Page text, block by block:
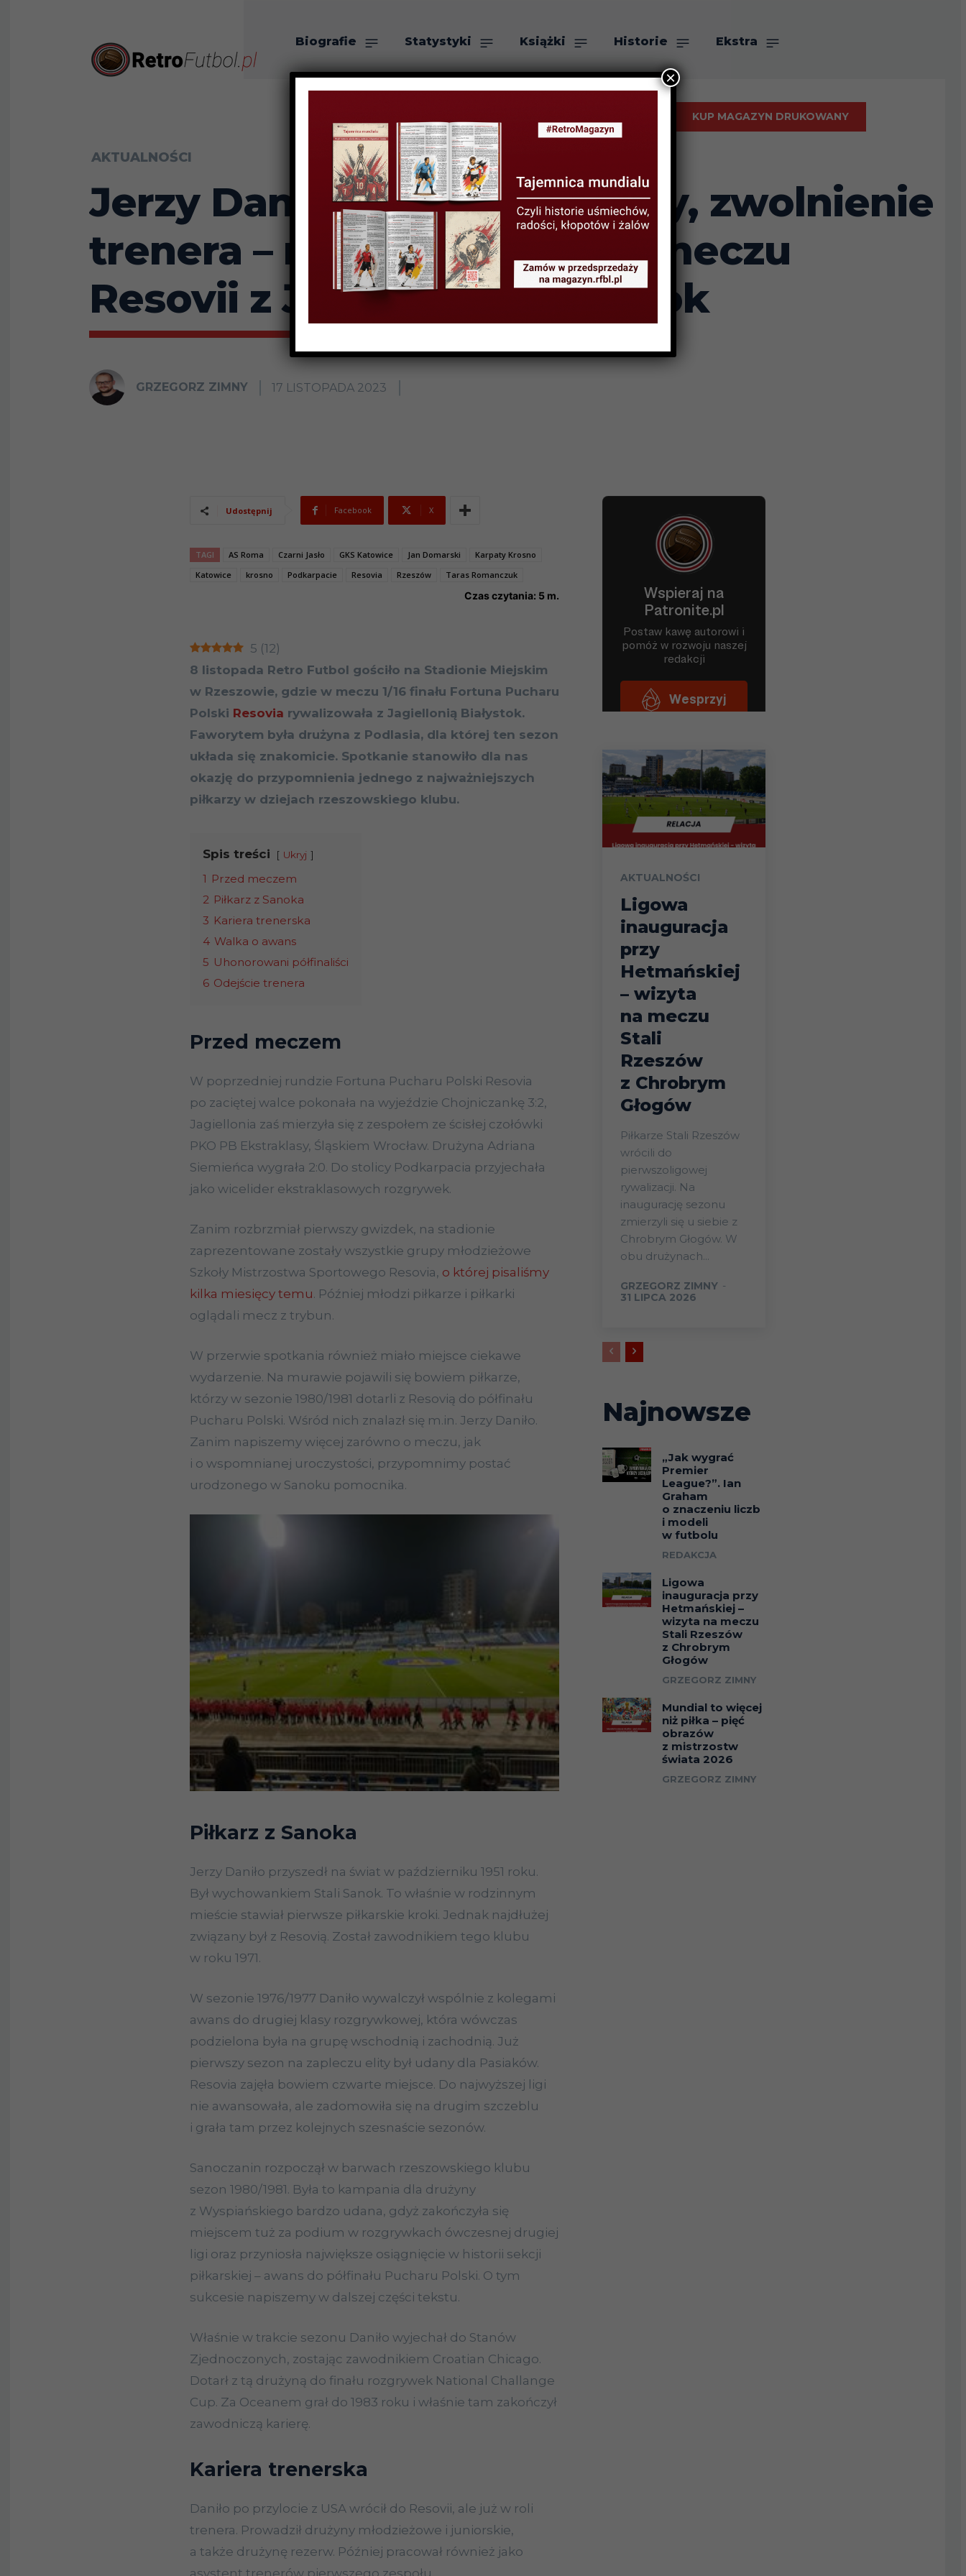
Biografie Statystyki Książki Historie Ekstra
O nas
KUP MAGAZYN DRUKOWANY
AKTUALNOŚCI
Jerzy Daniło, dawne sukcesy, zwolnienie
trenera – reminiscencje po meczu
Resovii z Jagiellonią Białystok
GRZEGORZ ZIMNY 17 LISTOPADA 2023
Udostępnij Facebook X
TAGI AS Roma Czarni Jasło GKS Katowice Jan Domarski
Karpaty Krosno
Katowice
krosno Podkarpacie Resovia Rzeszów Taras Romanczuk
Czas czytania: 5 m.
5 (12)
8 listopada Retro Futbol gościło na Stadionie Miejskim
w Rzeszowie, gdzie w meczu 1/16 finału Fortuna Pucharu
Polski Resovia rywalizowała z Jagiellonią Białystok.
Faworytem była drużyna z Podlasia, dla której ten sezon
układa się znakomicie. Spotkanie stanowiło dla nas
okazję do przypomnienia jednego z najważniejszych
piłkarzy w dziejach rzeszowskiego klubu.
Spis treści Ukryj
1 Przed meczem
2 Piłkarz z Sanoka
3 Kariera trenerska
4 Walka o awans
5 Uhonorowani półfinaliści
6 Odejście trenera
Przed meczem
W poprzedniej rundzie Fortuna Pucharu Polski Resovia
po zaciętej walce pokonała na wyjeździe Chojniczankę 3:2,
Jagiellonia zaś mierzyła się z zespołem ze ścisłej czołówki
PKO PB Ekstraklasy, Śląskiem Wrocław. Drużyna Adriana
Siemieńca wygrała 2:0. Do stolicy Podkarpacia przyjechała
jako wicelider ekstraklasowych rozgrywek.
Zanim rozbrzmiał pierwszy gwizdek, na stadionie
zaprezentowane zostały wszystkie grupy młodzieżowe
Szkoły Mistrzostwa Sportowego Resovia, o której pisaliśmy
kilka miesięcy temu. Później młodzi piłkarze i piłkarki
oglądali mecz z trybun.
W przerwie spotkania również miało miejsce ciekawe
wydarzenie. Na murawie pojawili się bowiem piłkarze,
którzy w sezonie 1980/1981 dotarli z Resovią do półfinału
Pucharu Polski. Wśród nich znalazł się m.in. Jerzy Daniło.
Zanim napiszemy więcej zarówno o meczu, jak
i o wspomnianej uroczystości, przypomnimy postać
urodzonego w Sanoku pomocnika.
Piłkarz z Sanoka
Jerzy Daniło przyszedł na świat w październiku 1951 roku.
Był wychowankiem Stali Sanok. To właśnie w rodzinnym
mieście stawiał pierwsze piłkarskie kroki. Jednak najdłużej
związany był z Resovią. Został zawodnikiem tego klubu
w roku 1971.
W sezonie 1976/1977 Daniło wywalczył wspólnie z kolegami
awans do drugiej klasy rozgrywkowej, która wówczas
podzielona była na grupę wschodnią i zachodnią. Już
pierwszy sezon na zapleczu elity był udany dla Pasiaków.
Resovia zajęła bowiem czwarte miejsce. Do najwyższej ligi
nie awansowała, ale zadomowiła się na drugim szczeblu
i grała tam przez kolejnych szesnaście sezonów.
Sanoczanin rozpoczął w barwach rzeszowskiego klubu
sezon 1980/1981. Była to kampania dla drużyny
z Wyspiańskiego bardzo udana, gdyż zakończyła się
miejscem tuż za podium w rozgrywkach ówczesnej drugiej
ligi oraz przyniosła największe osiągnięcie w historii sekcji
piłkarskiej – awans do półfinału Pucharu Polski. O tym
sukcesie napiszemy w dalszej części tekstu.
Właśnie w trakcie sezonu Daniło wyjechał do Stanów
Zjednoczonych, zostając zawodnikiem Croatian Chicago.
Dotarł z tą drużyną do finału rozgrywek National Challange
Cup. Za Oceanem grał do 1983 roku i właśnie tam zakończył
zawodniczą karierę.
Kariera trenerska
Daniło po przylocie z USA wrócił do Resovii, ale już w roli
trenera. Prowadził drużyny młodzieżowe i juniorskie,
a także drużynę rezerw. Później pracował również jako
AKTUALNOŚCI
Ligowa
inauguracja
przy
Hetmańskiej
– wizyta
na meczu
Stali
Rzeszów
z Chrobrym
Głogów
Piłkarze Stali Rzeszów
wrócili do
pierwszoligowej
rywalizacji. Na
inaugurację sezonu
zmierzyli się u siebie z
Chrobrym Głogów. W
obu drużynach...
GRZEGORZ ZIMNY -
31 LIPCA 2026
Najnowsze
„Jak wygrać
Premier
League?”. Ian
Graham
o znaczeniu liczb
i modeli
w futbolu
REDAKCJA
Ligowa
inauguracja przy
Hetmańskiej –
wizyta na meczu
Stali Rzeszów
z Chrobrym
Głogów
GRZEGORZ ZIMNY
Mundial to więcej
niż piłka – pięć
obrazów
z mistrzostw
świata 2026
GRZEGORZ ZIMNY
×